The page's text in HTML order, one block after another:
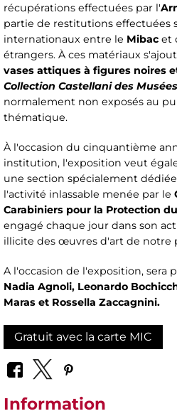
récupérations effectuées par l'
partie de restitutions effectuées
internationaux entre le Mibac et
étrangers. À ces matériaux
vases attiques à figures noires
Collection Castellani des
normalement non exposés au
thématique.
À l'occasion du cinquantième
institution, l'exposition veut
une section spécialement
l'activité inlassable menée par le
Carabiniers pour la Protection
engagé chaque jour dans son
illicite des œuvres d'art de notre
A l'occasion de l'exposition, sera
Nadia Agnoli, Leonardo
Maras et Rossella Zaccagnini.
Gratuit avec la carte MIC
Information